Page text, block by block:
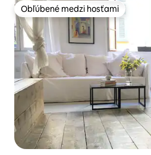
Obľúbené medzi hosťami
Obľúbené medzi hosťami